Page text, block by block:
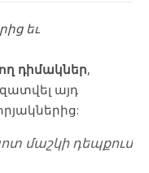
եւ
դիմակներ,
այդ
մաշկի դեպքում